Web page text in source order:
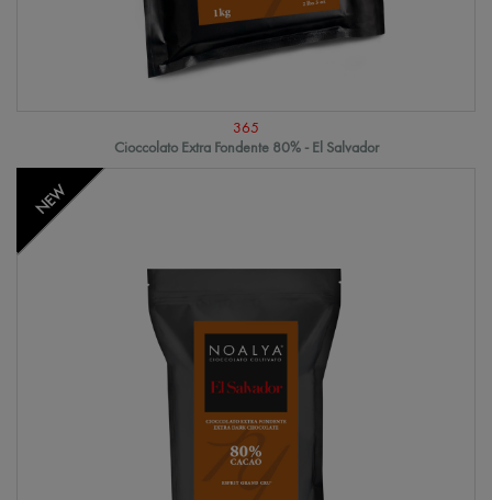
365
Cioccolato Extra Fondente 80% - El Salvador
NEW